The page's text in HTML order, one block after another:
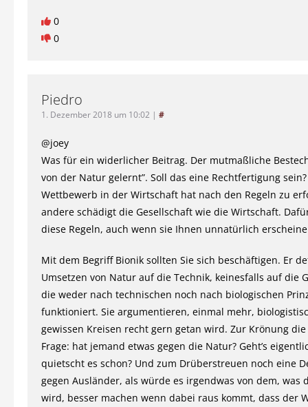
0
0
Piedro
1. Dezember 2018 um 10:02 | #
@joey
Was für ein widerlicher Beitrag. Der mutmaßliche
von der Natur gelernt”. Soll das eine Rechtfertigung
Wettbewerb in der Wirtschaft hat nach den Regeln zu
andere schädigt die Gesellschaft wie die Wirtschaft.
diese Regeln, auch wenn sie Ihnen unnatürlich
Mit dem Begriff Bionik sollten Sie sich beschäftigen. Er
Umsetzen von Natur auf die Technik, keinesfalls auf die
die weder nach technischen noch nach biologischen
funktioniert. Sie argumentieren, einmal mehr,
gewissen Kreisen recht gern getan wird. Zur Krönung
Frage: hat jemand etwas gegen die Natur? Geht’s
quietscht es schon? Und zum Drüberstreuen noch eine
gegen Ausländer, als würde es irgendwas von dem, was
wird, besser machen wenn dabei raus kommt, dass der